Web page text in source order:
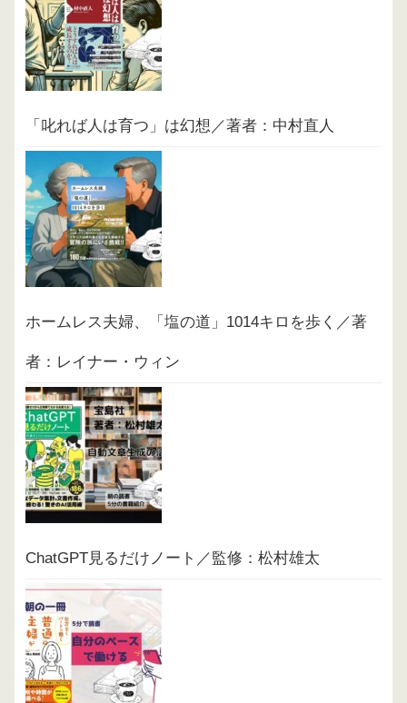
「叱れば人は育つ」は幻想／著者：中村直人
ホームレス夫婦、「塩の道」1014キロを歩く／著
者：レイナー・ウィン
ChatGPT見るだけノート／監修：松村雄太